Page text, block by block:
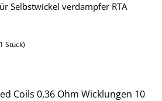
Selbstwickel verdampfer RTA
Stück)